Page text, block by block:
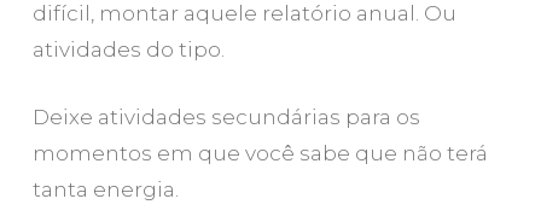
difícil, montar aquele relatório anual. Ou
atividades do tipo.
Deixe atividades secundárias para os
momentos em que você sabe que não terá
tanta energia.